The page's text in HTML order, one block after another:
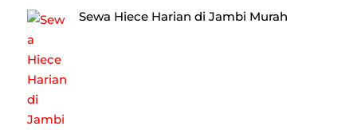
Sewa Hiece Harian di Jambi Murah